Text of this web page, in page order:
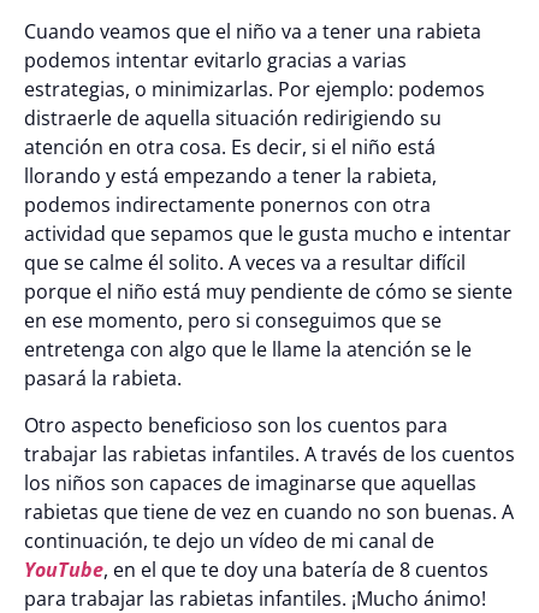
Cuando veamos que el niño va a tener una rabieta
podemos intentar evitarlo gracias a varias
estrategias, o minimizarlas. Por ejemplo: podemos
distraerle de aquella situación redirigiendo su
atención en otra cosa. Es decir, si el niño está
llorando y está empezando a tener la rabieta,
podemos indirectamente ponernos con otra
actividad que sepamos que le gusta mucho e intentar
que se calme él solito. A veces va a resultar difícil
porque el niño está muy pendiente de cómo se siente
en ese momento, pero si conseguimos que se
entretenga con algo que le llame la atención se le
pasará la rabieta.
Otro aspecto beneficioso son los cuentos para
trabajar las rabietas infantiles. A través de los cuentos
los niños son capaces de imaginarse que aquellas
rabietas que tiene de vez en cuando no son buenas. A
continuación, te dejo un vídeo de mi canal de
YouTube, en el que te doy una batería de 8 cuentos
para trabajar las rabietas infantiles. ¡Mucho ánimo!